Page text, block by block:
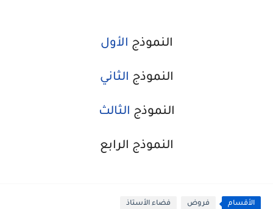
النموذج الأول
النموذج الثاني
النموذج الثالث
النموذج الرابع
الأقسام فروض فضاء الأستاذ